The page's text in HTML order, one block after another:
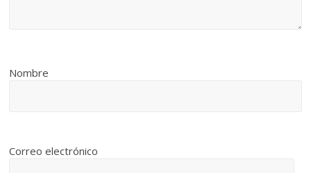
Nombre
Correo electrónico